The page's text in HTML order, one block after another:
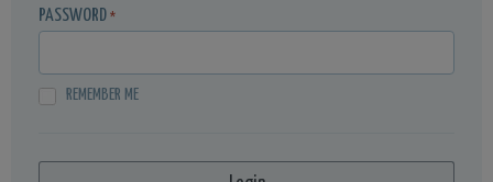
PASSWORD *
REMEMBER ME